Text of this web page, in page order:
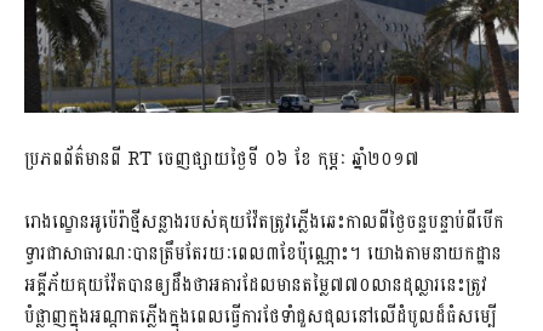
ប្រភពព័ត៌មានពី RT ចេញផ្សាយថ្ងៃទី ០៦ ខែ កុម្ភៈ ឆ្នាំ២០១៧
រោងល្ខោនអូប៉េរ៉ាថ្មីសន្លាងរបស់គុយវ៉ែតត្រូវភ្លើងឆេះកាលពីថ្ងៃចន្ទបន្ទាប់ពីបើក
ទ្វារជាសាធារណៈបានត្រឹមតែរយៈពេល៣ខែប៉ុណ្ណោះ។ យោងតាមនាយកដ្ឋាន
អគ្គីភ័យគុយវ៉ែតបានឲ្យដឹងថាអគារដែលមានតម្លៃ៧៧០លានដុល្លារនេះត្រូវ
បំផ្លាញក្នុងអណ្តាតភ្លើងក្នុងពេលធ្វើការថែទាំជួសជុលនៅលើដំបូលដ៏ធំសម្បើ